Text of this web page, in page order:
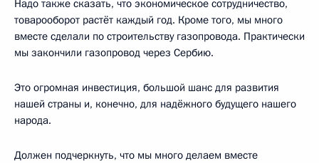
Надо также сказать, что экономическое сотрудничество,
товарооборот растёт каждый год. Кроме того, мы много
вместе сделали по строительству газопровода. Практически
мы закончили газопровод через Сербию.
Это огромная инвестиция, большой шанс для развития
нашей страны и, конечно, для надёжного будущего нашего
народа.
Должен подчеркнуть, что мы много делаем вместе